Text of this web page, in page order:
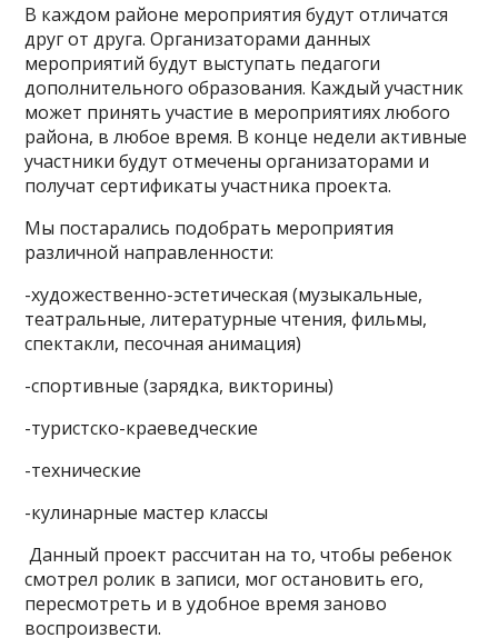
В каждом районе мероприятия будут отличатся
друг от друга. Организаторами данных
мероприятий будут выступать педагоги
дополнительного образования. Каждый участник
может принять участие в мероприятиях любого
района, в любое время. В конце недели активные
участники будут отмечены организаторами и
получат сертификаты участника проекта.
Мы постарались подобрать мероприятия
различной направленности:
-художественно-эстетическая (музыкальные,
театральные, литературные чтения, фильмы,
спектакли, песочная анимация)
-спортивные (зарядка, викторины)
-туристско-краеведческие
-технические
-кулинарные мастер классы
Данный проект рассчитан на то, чтобы ребенок
смотрел ролик в записи, мог остановить его,
пересмотреть и в удобное время заново
воспроизвести.